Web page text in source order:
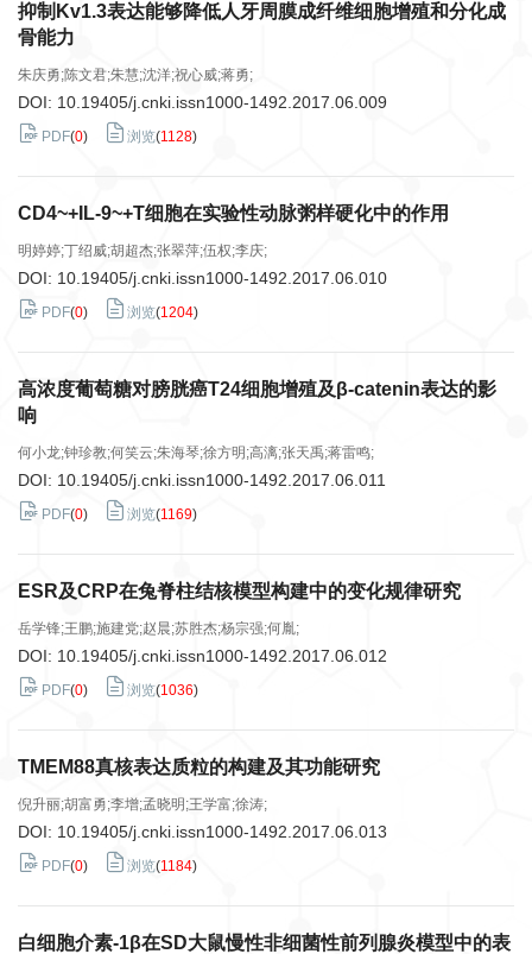
抑制Kv1.3表达能够降低人牙周膜成纤维细胞增殖和分化成
骨能力
朱庆勇;陈文君;朱慧;沈洋;祝心威;蒋勇;
DOI: 10.19405/j.cnki.issn1000-1492.2017.06.009
PDF(0) 浏览(1128)
CD4~+IL-9~+T细胞在实验性动脉粥样硬化中的作用
明婷婷;丁绍威;胡超杰;张翠萍;伍权;李庆;
DOI: 10.19405/j.cnki.issn1000-1492.2017.06.010
PDF(0) 浏览(1204)
高浓度葡萄糖对膀胱癌T24细胞增殖及β-catenin表达的影
响
何小龙;钟珍教;何笑云;朱海琴;徐方明;高漓;张天禹;蒋雷鸣;
DOI: 10.19405/j.cnki.issn1000-1492.2017.06.011
PDF(0) 浏览(1169)
ESR及CRP在兔脊柱结核模型构建中的变化规律研究
岳学锋;王鹏;施建党;赵晨;苏胜杰;杨宗强;何胤;
DOI: 10.19405/j.cnki.issn1000-1492.2017.06.012
PDF(0) 浏览(1036)
TMEM88真核表达质粒的构建及其功能研究
倪升丽;胡富勇;李增;孟晓明;王学富;徐涛;
DOI: 10.19405/j.cnki.issn1000-1492.2017.06.013
PDF(0) 浏览(1184)
白细胞介素-1β在SD大鼠慢性非细菌性前列腺炎模型中的表